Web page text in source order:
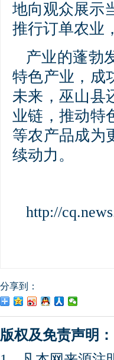
地向观众展示
推行订单农业
产业的蓬勃
特色产业，成
未来，巫山县
业链，推动特
等农产品成为
续动力。
http://
分享到：
版权及免责声明：